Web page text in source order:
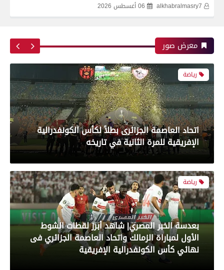
alkhabralmasry7
06 أغسطس 2026
معرض صور
اتحاد العاصمة الجزائرى بطلاً لكأس الكونفدرالية
الإفريقية للمرة الثانية في تاريخه
رياضة
بعدسة الخبر المصري| شاهد أبرز لقطات الشوط
الأول لمباراة الزمالك واتحاد العاصمة الجزائري فى
نهائي كأس الكونفدرالية الإفريقية
رياضة
بعدسة الخبر المصري| شاهد أبرز لقطات مباراة زد و
بيراميدز فى نهائى كأس مصر